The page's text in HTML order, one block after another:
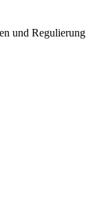
und Regulierung